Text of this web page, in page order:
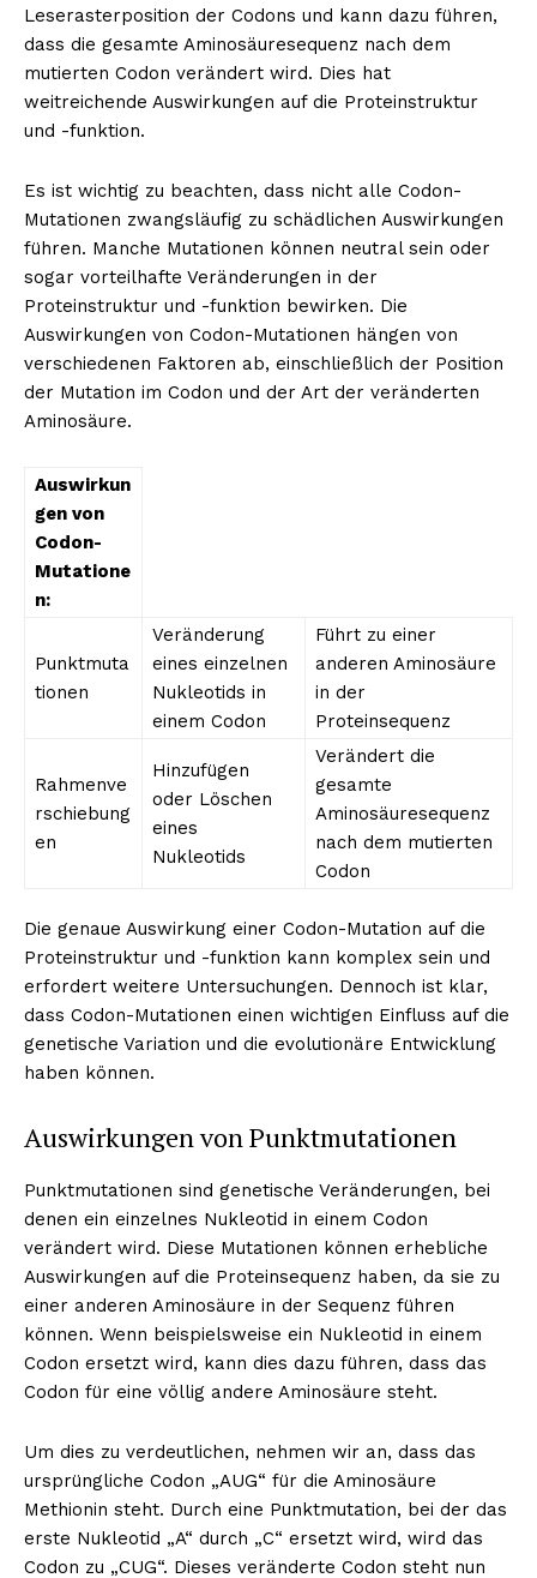
NEWSLETTER ABONNIEREN
Inhalte
Leserasterposition der Codons und kann dazu führen,
dass die gesamte Aminosäuresequenz nach dem
mutierten Codon verändert wird. Dies hat
weitreichende Auswirkungen auf die Proteinstruktur
und -funktion.
Es ist wichtig zu beachten, dass nicht alle Codon-
Mutationen zwangsläufig zu schädlichen Auswirkungen
führen. Manche Mutationen können neutral sein oder
sogar vorteilhafte Veränderungen in der
Proteinstruktur und -funktion bewirken. Die
Auswirkungen von Codon-Mutationen hängen von
verschiedenen Faktoren ab, einschließlich der Position
der Mutation im Codon und der Art der veränderten
Aminosäure.
Auswirkun
gen von
Codon-
Mutatione
n:
Punktmuta
tionen
Veränderung
eines einzelnen
Nukleotids in
einem Codon
Führt zu einer
anderen Aminosäure
in der
Proteinsequenz
Rahmenve
rschiebung
en
Hinzufügen
oder Löschen
eines
Nukleotids
Verändert die
gesamte
Aminosäuresequenz
nach dem mutierten
Codon
Die genaue Auswirkung einer Codon-Mutation auf die
Proteinstruktur und -funktion kann komplex sein und
erfordert weitere Untersuchungen. Dennoch ist klar,
dass Codon-Mutationen einen wichtigen Einfluss auf die
genetische Variation und die evolutionäre Entwicklung
haben können.
Auswirkungen von Punktmutationen
Punktmutationen sind genetische Veränderungen, bei
denen ein einzelnes Nukleotid in einem Codon
verändert wird. Diese Mutationen können erhebliche
Auswirkungen auf die Proteinsequenz haben, da sie zu
einer anderen Aminosäure in der Sequenz führen
können. Wenn beispielsweise ein Nukleotid in einem
Codon ersetzt wird, kann dies dazu führen, dass das
Codon für eine völlig andere Aminosäure steht.
Um dies zu verdeutlichen, nehmen wir an, dass das
ursprüngliche Codon „AUG“ für die Aminosäure
Methionin steht. Durch eine Punktmutation, bei der das
erste Nukleotid „A“ durch „C“ ersetzt wird, wird das
Codon zu „CUG“. Dieses veränderte Codon steht nun